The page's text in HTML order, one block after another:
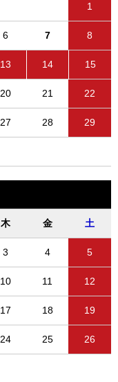
1
6 7 8
13 14 15
20 21 22
27 28 29
木 金 土
3 4 5
10 11 12
17 18 19
24 25 26